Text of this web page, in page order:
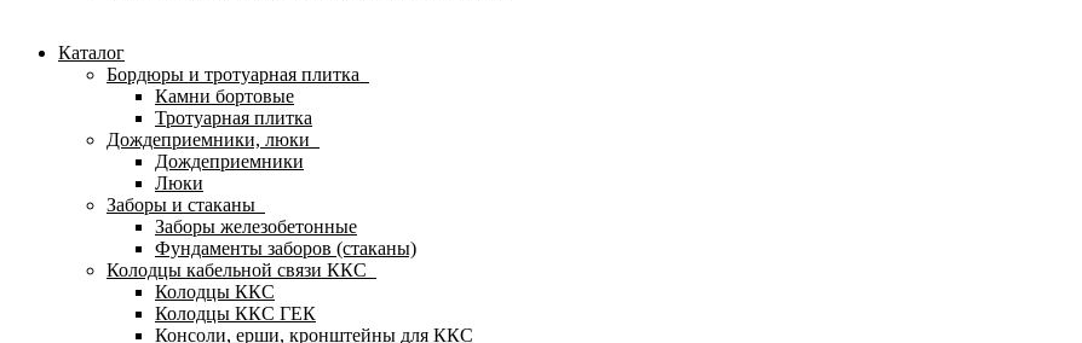
Каталог
Бордюры и тротуарная плитка
Камни бортовые
Тротуарная плитка
Дождеприемники, люки
Дождеприемники
Люки
Заборы и стаканы
Заборы железобетонные
Фундаменты заборов (стаканы)
Колодцы кабельной связи ККС
Колодцы ККС
Колодцы ККС ГЕК
Консоли, ерши, кронштейны для ККС